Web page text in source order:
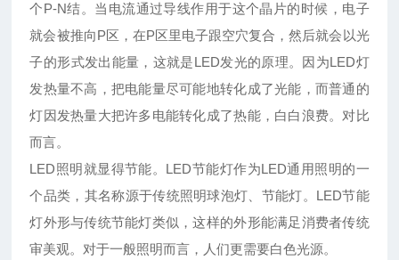
个P-N结。当电流通过导线作用于这个晶片的时候，电子
就会被推向P区，在P区里电子跟空穴复合，然后就会以光
子的形式发出能量，这就是LED发光的原理。因为LED灯
发热量不高，把电能量尽可能地转化成了光能，而普通的
灯因发热量大把许多电能转化成了热能，白白浪费。对比
而言。
LED照明就显得节能。LED节能灯作为LED通用照明的一
个品类，其名称源于传统照明球泡灯、节能灯。LED节能
灯外形与传统节能灯类似，这样的外形能满足消费者传统
审美观。对于一般照明而言，人们更需要白色光源。